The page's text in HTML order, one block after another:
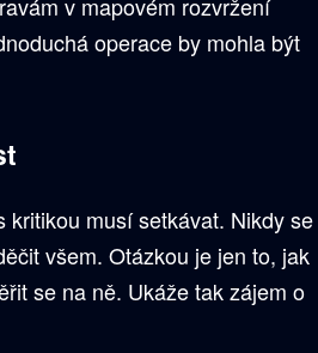
operace by mohla být
kritikou musí setkávat. Nikdy se
všem. Otázkou je jen to, jak
se na ně. Ukáže tak zájem o